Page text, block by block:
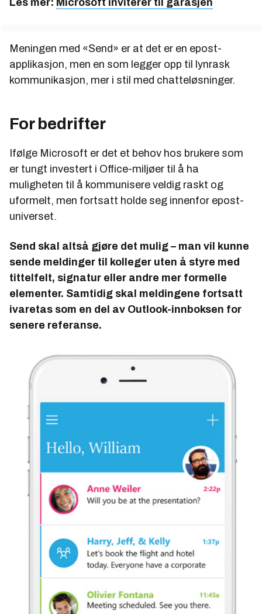
Meningen med «Send» er at det er en epost-
applikasjon, men en som legger opp til lynrask
kommunikasjon, mer i stil med chatteløsninger.
For bedrifter
Ifølge Microsoft er det et behov hos brukere som
er tungt investert i Office-miljøer til å ha
muligheten til å kommunisere veldig raskt og
uformelt, men fortsatt holde seg innenfor epost-
universet.
Send skal altså gjøre det mulig – man vil kunne
sende meldinger til kolleger uten å styre med
tittelfelt, signatur eller andre mer formelle
elementer. Samtidig skal meldingene fortsatt
ivaretas som en del av Outlook-innboksen for
senere referanse.